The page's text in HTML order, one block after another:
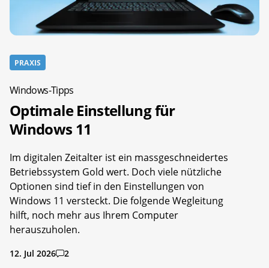
PRAXIS
Windows-Tipps
Optimale Einstellung für
Windows 11
Im digitalen Zeitalter ist ein massgeschneidertes
Betriebssystem Gold wert. Doch viele nützliche
Optionen sind tief in den Einstellungen von
Windows 11 versteckt. Die folgende Wegleitung
hilft, noch mehr aus Ihrem Computer
herauszuholen.
12. Jul 2026 2